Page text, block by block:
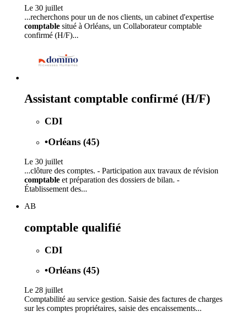
Le 30 juillet
...recherchons pour un de nos clients, un cabinet d'expertise
comptable situé à Orléans, un Collaborateur comptable
confirmé (H/F)...
Assistant comptable confirmé (H/F)
CDI
•Orléans (45)
Le 30 juillet
...clôture des comptes. - Participation aux travaux de révision
comptable et préparation des dossiers de bilan. -
Établissement des...
AB
comptable qualifié
CDI
•Orléans (45)
Le 28 juillet
Comptabilité au service gestion. Saisie des factures de charges
sur les comptes propriétaires, saisie des encaissements...